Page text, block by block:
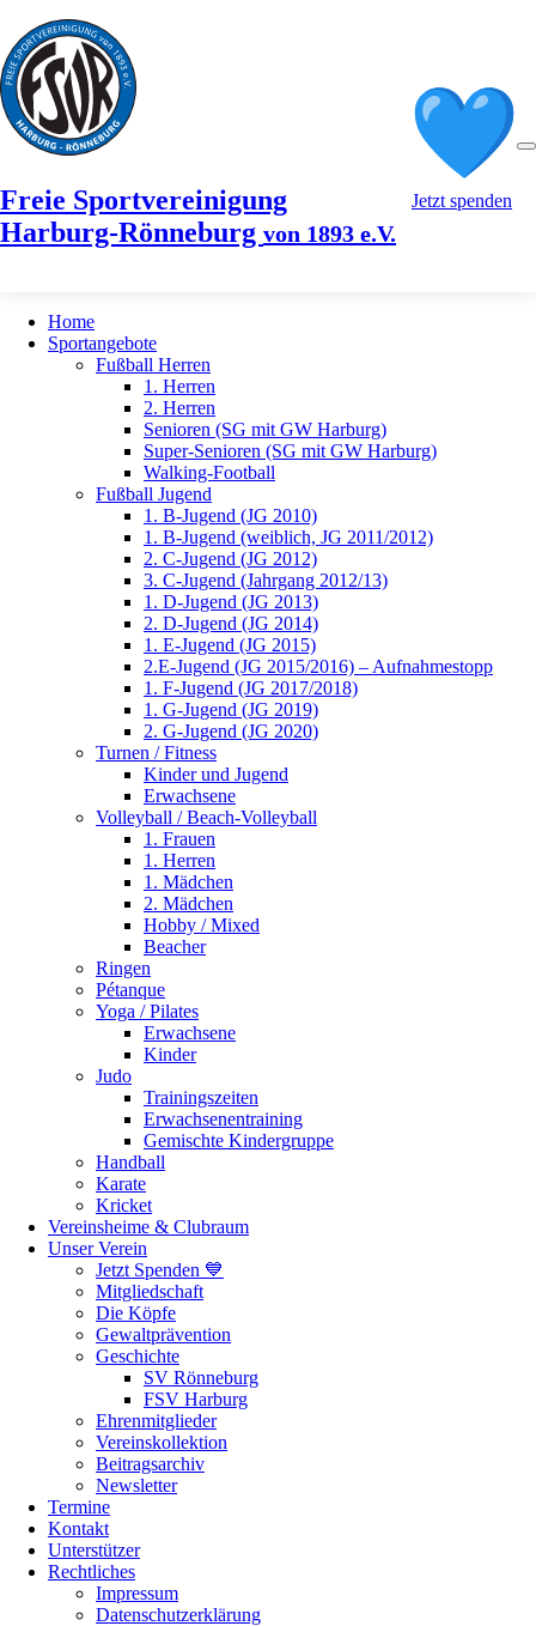
Freie Sportvereinigung
Harburg-Rönneburg von 1893 e.V.
Jetzt spenden
Home
Sportangebote
Fußball Herren
1. Herren
2. Herren
Senioren (SG mit GW Harburg)
Super-Senioren (SG mit GW Harburg)
Walking-Football
Fußball Jugend
1. B-Jugend (JG 2010)
1. B-Jugend (weiblich, JG 2011/2012)
2. C-Jugend (JG 2012)
3. C-Jugend (Jahrgang 2012/13)
1. D-Jugend (JG 2013)
2. D-Jugend (JG 2014)
1. E-Jugend (JG 2015)
2.E-Jugend (JG 2015/2016) – Aufnahmestopp
1. F-Jugend (JG 2017/2018)
1. G-Jugend (JG 2019)
2. G-Jugend (JG 2020)
Turnen / Fitness
Kinder und Jugend
Erwachsene
Volleyball / Beach-Volleyball
1. Frauen
1. Herren
1. Mädchen
2. Mädchen
Hobby / Mixed
Beacher
Ringen
Pétanque
Yoga / Pilates
Erwachsene
Kinder
Judo
Trainingszeiten
Erwachsenentraining
Gemischte Kindergruppe
Handball
Karate
Kricket
Vereinsheime & Clubraum
Unser Verein
Jetzt Spenden 💙
Mitgliedschaft
Die Köpfe
Gewaltprävention
Geschichte
SV Rönneburg
FSV Harburg
Ehrenmitglieder
Vereinskollektion
Beitragsarchiv
Newsletter
Termine
Kontakt
Unterstützer
Rechtliches
Impressum
Datenschutzerklärung